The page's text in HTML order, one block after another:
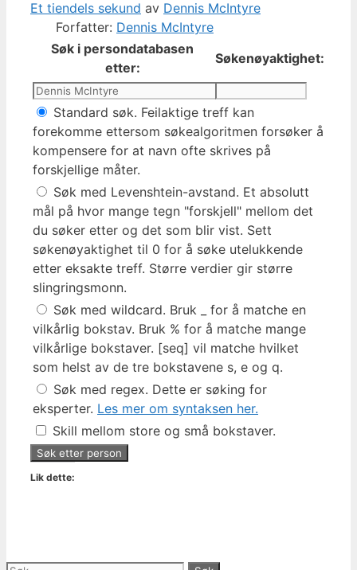
Et tiendels sekund av Dennis McIntyre
Forfatter: Dennis McIntyre
Søk i persondatabasen
etter:
Søkenøyaktighet:
Standard søk. Feilaktige treff kan
forekomme ettersom søkealgoritmen forsøker å
kompensere for at navn ofte skrives på
forskjellige måter.
Søk med Levenshtein-avstand. Et absolutt
mål på hvor mange tegn "forskjell" mellom det
du søker etter og det som blir vist. Sett
søkenøyaktighet til 0 for å søke utelukkende
etter eksakte treff. Større verdier gir større
slingringsmonn.
Søk med wildcard. Bruk _ for å matche en
vilkårlig bokstav. Bruk % for å matche mange
vilkårlige bokstaver. [seq] vil matche hvilket
som helst av de tre bokstavene s, e og q.
Søk med regex. Dette er søking for
eksperter. Les mer om syntaksen her.
Skill mellom store og små bokstaver.
Lik dette: